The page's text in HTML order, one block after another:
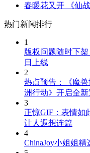
春暖花又开 《仙
热门新闻排行
1
版权问题随时下
日上线
2
热点预告：《魔
洲行动》开启全新
3
正惊GIF：表情如
让人遐想连篇
4
ChinaJoy小姐姐精